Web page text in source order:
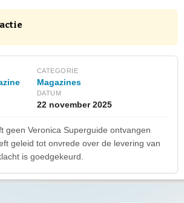
CATEGORIE
Magazines
DATUM
22 november 2025
geen Veronica Superguide ontvangen
geleid tot onvrede over de levering van
is goedgekeurd.